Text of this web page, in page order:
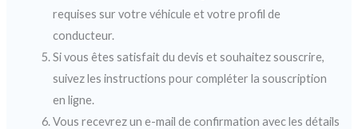
requises sur votre véhicule et votre profil de
conducteur.
Si vous êtes satisfait du devis et souhaitez souscrire,
suivez les instructions pour compléter la souscription
en ligne.
Vous recevrez un e-mail de confirmation avec les détails